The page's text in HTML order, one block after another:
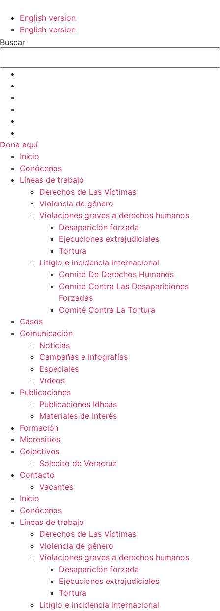
contenido
English version
English version
Buscar
Dona aquí
Inicio
Conócenos
Líneas de trabajo
Derechos de Las Víctimas
Violencia de género
Violaciones graves a derechos humanos
Desaparición forzada​
Ejecuciones extrajudiciales
Tortura
Litigio e incidencia internacional
Comité De Derechos Humanos​
Comité Contra Las Desapariciones
Forzadas
Comité Contra La Tortura​
Casos
Comunicación
Noticias
Campañas e infografías
Especiales
Videos
Publicaciones
Publicaciones Idheas
Materiales de Interés
Formación
Micrositios
Colectivos
Solecito de Veracruz
Contacto
Vacantes
Inicio
Conócenos
Líneas de trabajo
Derechos de Las Víctimas
Violencia de género
Violaciones graves a derechos humanos
Desaparición forzada​
Ejecuciones extrajudiciales
Tortura
Litigio e incidencia internacional